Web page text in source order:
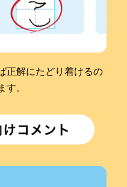
正解にたどり着けるの
。